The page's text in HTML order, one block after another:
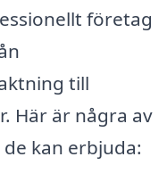
företag
till
Här är några av
kan erbjuda: